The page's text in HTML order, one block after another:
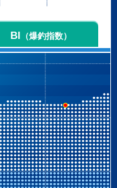
BI （爆釣指数）